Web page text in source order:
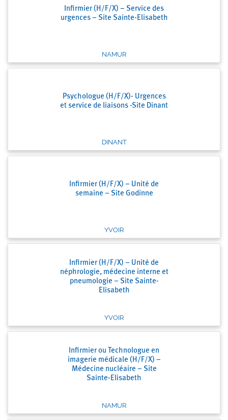
Infirmier (H/F/X) – Service des
urgences – Site Sainte-Elisabeth
NAMUR
Psychologue (H/F/X)- Urgences
et service de liaisons -Site Dinant
DINANT
Infirmier (H/F/X) – Unité de
semaine – Site Godinne
YVOIR
Infirmier (H/F/X) – Unité de
néphrologie, médecine interne et
pneumologie – Site Sainte-
Elisabeth
YVOIR
Infirmier ou Technologue en
imagerie médicale (H/F/X) –
Médecine nucléaire – Site
Sainte-Elisabeth
NAMUR